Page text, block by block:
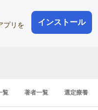
プリを
インストール
会員登録
登録1分
覧 著者一覧 選定療養